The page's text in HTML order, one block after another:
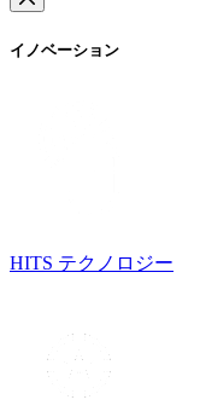
イノベーション
HITS テクノロジー